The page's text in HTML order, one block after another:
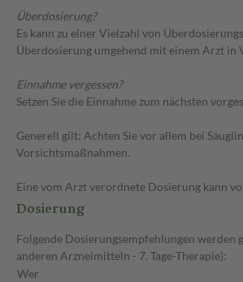
Überdosierung?
Es kann zu einer Vielzahl von
Überdosierung umgehend mit einem Arzt in
Einnahme vergessen?
Setzen Sie die Einnahme zum nächsten
Generell gilt: Achten Sie vor allem bei
Vorsichtsmaßnahmen.
Eine vom Arzt verordnete Dosierung kann
Dosierung
Folgende Dosierungsempfehlungen
anderen Arzneimitteln - 7. Tage-Therapie):
Wer